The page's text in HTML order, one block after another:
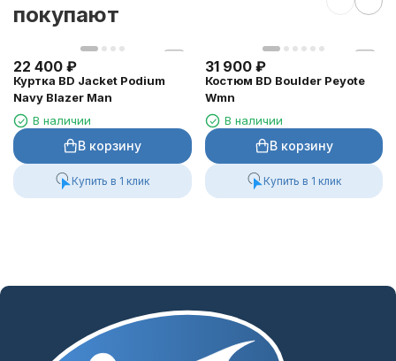
покупают
22 400 ₽
Куртка BD Jacket Podium
Navy Blazer Man
В наличии
В корзину
Купить в 1 клик
31 900 ₽
Костюм BD Boulder Peyote
Wmn
В наличии
В корзину
Купить в 1 клик